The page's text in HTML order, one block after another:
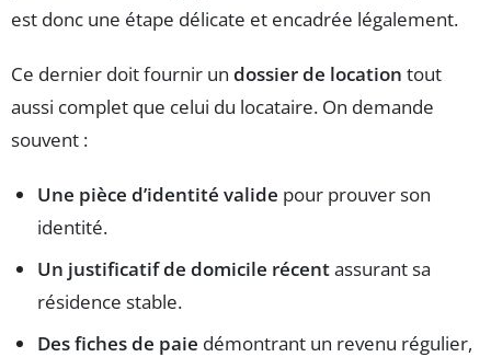
est donc une étape délicate et encadrée légalement.
Ce dernier doit fournir un dossier de location tout
aussi complet que celui du locataire. On demande
souvent :
Une pièce d’identité valide pour prouver son
identité.
Un justificatif de domicile récentassurant sa
résidence stable.
Des fiches de paie démontrant un revenu régulier,